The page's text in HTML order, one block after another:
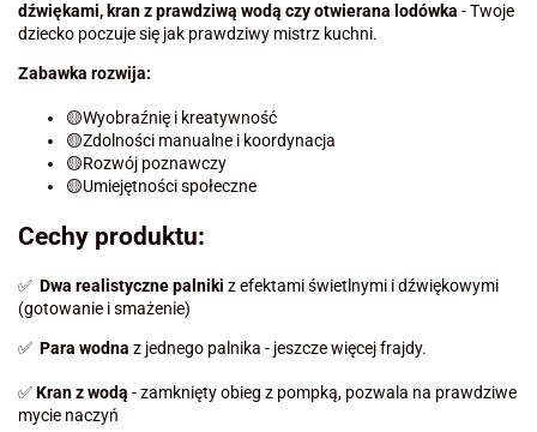
dźwiękami, kran z prawdziwą wodą czy otwierana lodówka - Twoje
dziecko poczuje się jak prawdziwy mistrz kuchni.
Zabawka rozwija:
🟡Wyobraźnię i kreatywność
🟡Zdolności manualne i koordynacja
🟡Rozwój poznawczy
🟡Umiejętności społeczne
Cechy produktu:
✅ Dwa realistyczne palniki z efektami świetlnymi i dźwiękowymi
(gotowanie i smażenie)
✅ Para wodna z jednego palnika - jeszcze więcej frajdy.
✅Kran z wodą - zamknięty obieg z pompką, pozwala na prawdziwe
mycie naczyń